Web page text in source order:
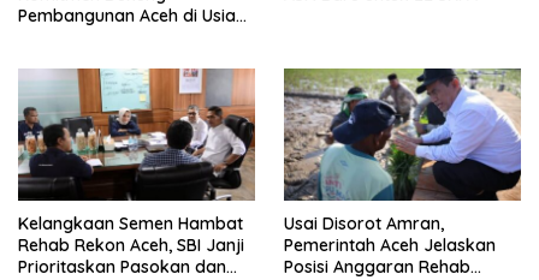
Pembangunan Aceh di Usia
Kelangkaan Semen Hambat
Rehab Rekon Aceh, SBI Janji
Prioritaskan Pasokan dan
Usai Disorot Amran,
Pemerintah Aceh Jelaskan
Posisi Anggaran Rehab